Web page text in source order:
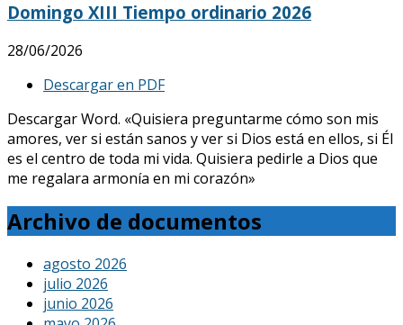
Domingo XIII Tiempo ordinario 2026
28/06/2026
Descargar en PDF
Descargar Word. «Quisiera preguntarme cómo son mis
amores, ver si están sanos y ver si Dios está en ellos, si Él
es el centro de toda mi vida. Quisiera pedirle a Dios que
me regalara armonía en mi corazón»
Archivo de documentos
agosto 2026
julio 2026
junio 2026